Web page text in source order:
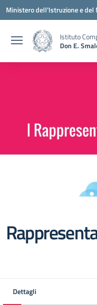
Vai ai contenuti
Vai al menu di navigazione
Vai al footer
Ministero dell'Istruzione e del
Istituto
Don E.
Dettagli